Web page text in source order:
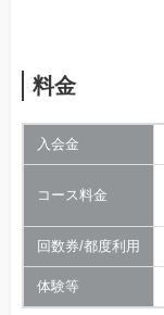
料金
入会金
コース料金
回数券/都度利用
体験等